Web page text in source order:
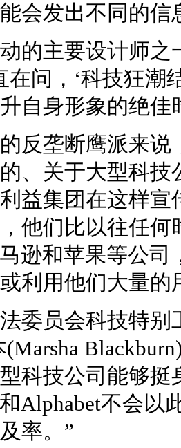
会发出不同的信
的主要设计师之
在问，‘科技狂潮
自身形象的绝佳
反垄断鹰派来
、关于大型科
益集团在这样
他们比以往任
逊和苹果等公
利用他们大量的
委员会科技特
(Marsha
科技公司能够
Alphabet不会
率。”